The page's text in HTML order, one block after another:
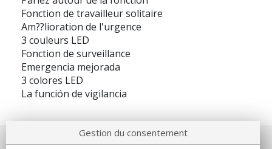
Fonction de travailleur solitaire
Am??lioration de l'urgence
3 couleurs LED
Fonction de surveillance
Emergencia mejorada
3 colores LED
La función de vigilancia
Gestion du consentement